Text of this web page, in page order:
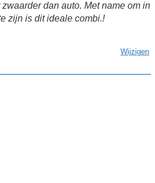
dan auto. Met name om in
zijn is dit ideale combi.!
Wijzigen